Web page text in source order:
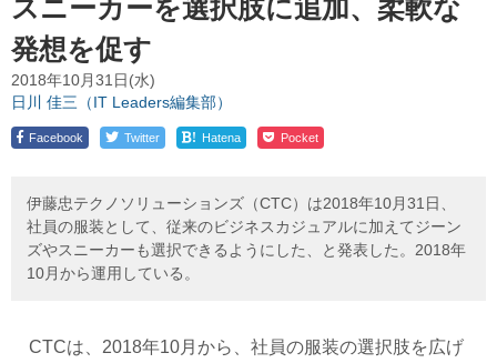
スニーカーを選択肢に追加、柔軟な
発想を促す
2018年10月31日(水)
日川 佳三（IT Leaders編集部）
Facebook Twitter ! Hatena Pocket
伊藤忠テクノソリューションズ（CTC）は2018年10月31日、
社員の服装として、従来のビジネスカジュアルに加えてジーン
ズやスニーカーも選択できるようにした、と発表した。2018年
10月から運用している。
CTCは、2018年10月から、社員の服装の選択肢を広げ